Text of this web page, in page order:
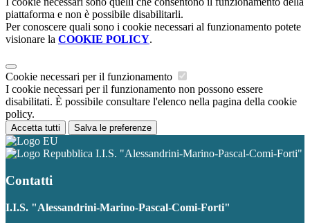
piattaforma e non è possibile disabilitarli.
Per conoscere quali sono i cookie necessari al funzionamento potete
visionare la COOKIE POLICY.
Cookie necessari per il funzionamento
I cookie necessari per il funzionamento non possono essere
disabilitati. È possibile consultare l'elenco nella pagina della cookie
policy.
Accetta tutti Salva le preferenze
I.I.S. "Alessandrini-Marino-Pascal-Comi-Forti"
Contatti
I.I.S. "Alessandrini-Marino-Pascal-Comi-Forti"